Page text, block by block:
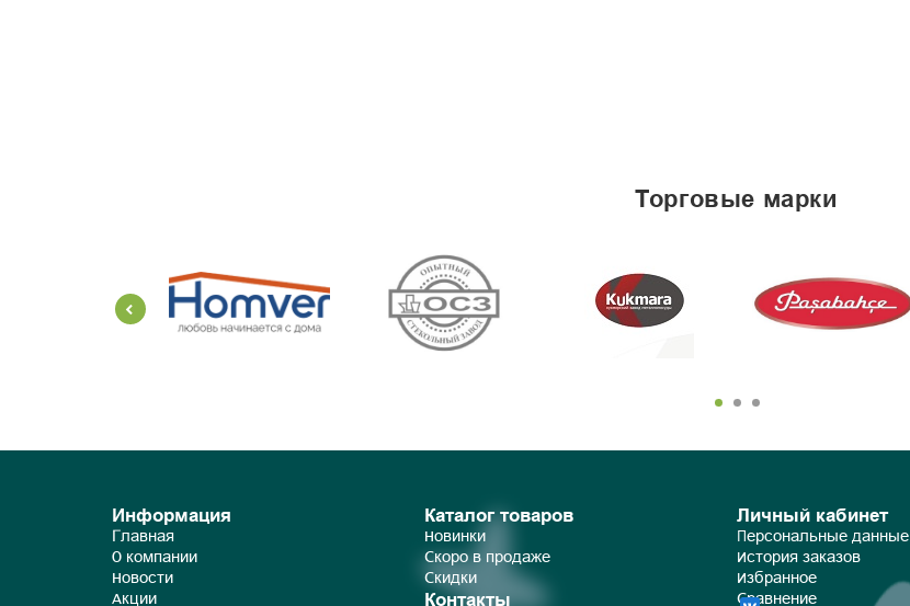
торговые марки
Информация
Главная
О компании
Новости
Акции
Каталог товаров
Новинки
Скоро в продаже
Скидки
Контакты
Личный кабинет
Персональные данные
История заказов
Избранное
Сравнение